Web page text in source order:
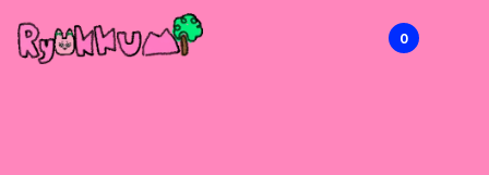
RYOKKUMi 0